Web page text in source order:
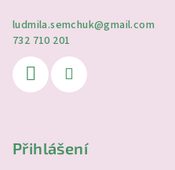
ludmila.semchuk@gmail.com
732 710 201
Přihlášení